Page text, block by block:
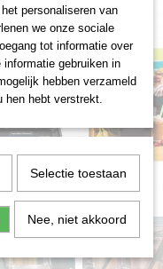
personaliseren van
we onze sociale
tot informatie over
gebruiken in
hebben verzameld
hen hebt verstrekt.
Selectie toestaan
Nee, niet akkoord